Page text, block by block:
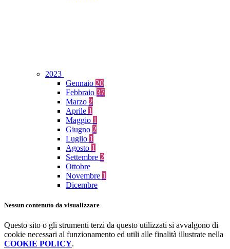
2023
Gennaio 20
Febbraio 37
Marzo 2
Aprile 1
Maggio 1
Giugno 2
Luglio 1
Agosto 1
Settembre 2
Ottobre
Novembre 1
Dicembre
Nessun contenuto da visualizzare
Questo sito o gli strumenti terzi da questo utilizzati si avvalgono di
cookie necessari al funzionamento ed utili alle finalità illustrate nella
COOKIE POLICY.